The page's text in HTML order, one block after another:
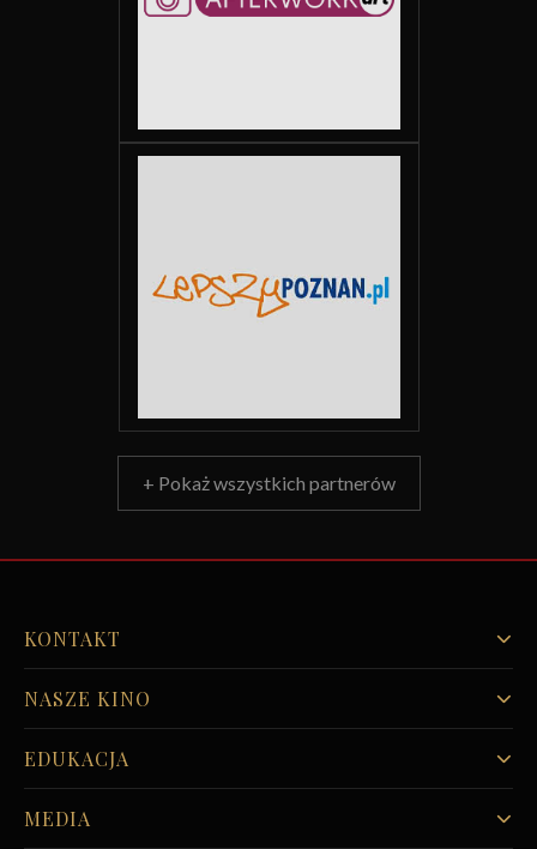
+ Pokaż wszystkich partnerów
KONTAKT
NASZE KINO
EDUKACJA
MEDIA